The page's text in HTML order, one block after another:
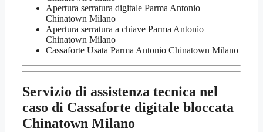
Apertura serratura​ ​digitale Parma Antonio
Chinatown Milano
​Apertura serratura​ ​a chiave Parma Antonio
Chinatown Milano
​Cassaforte Usata Parma Antonio Chinatown Milano
Servizio di assistenza tecnica nel
caso di Cassaforte digitale bloccata
Chinatown Milano